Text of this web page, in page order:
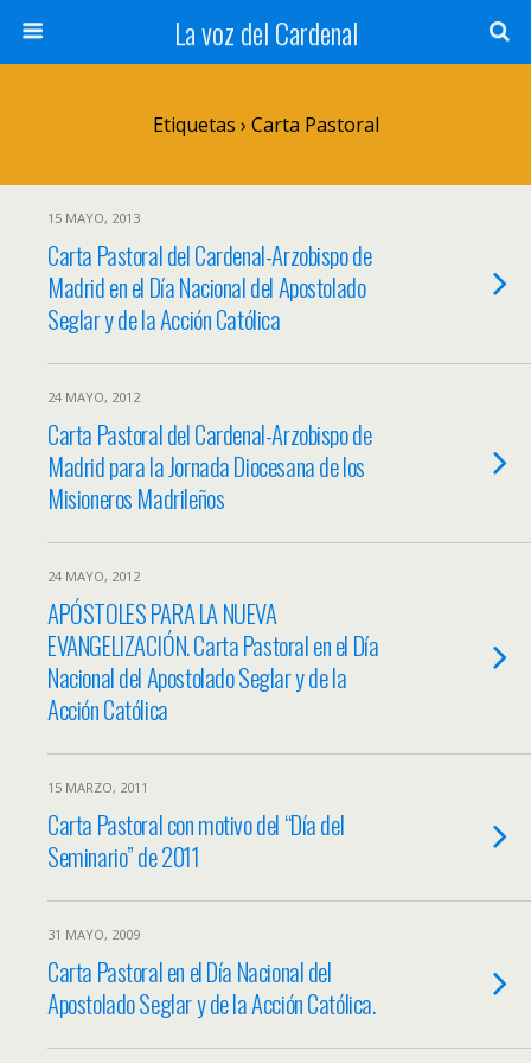
La voz del Cardenal
Etiquetas › Carta Pastoral
15 MAYO, 2013
Carta Pastoral del Cardenal-Arzobispo de
Madrid en el Día Nacional del Apostolado
Seglar y de la Acción Católica
24 MAYO, 2012
Carta Pastoral del Cardenal-Arzobispo de
Madrid para la Jornada Diocesana de los
Misioneros Madrileños
24 MAYO, 2012
APÓSTOLES PARA LA NUEVA
EVANGELIZACIÓN. Carta Pastoral en el Día
Nacional del Apostolado Seglar y de la
Acción Católica
15 MARZO, 2011
Carta Pastoral con motivo del “Día del
Seminario” de 2011
31 MAYO, 2009
Carta Pastoral en el Día Nacional del
Apostolado Seglar y de la Acción Católica.